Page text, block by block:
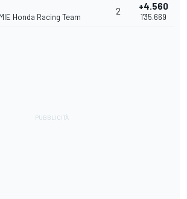
Honda Racing Team
2 +4.560
1'35.669